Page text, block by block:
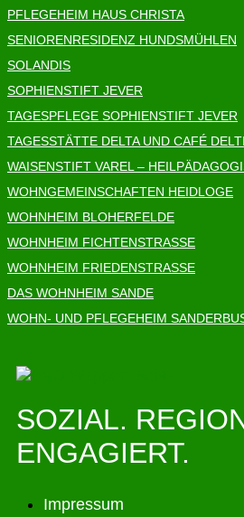
PFLEGEHEIM HAUS CHRISTA
SENIORENRESIDENZ HUNDSMÜHLEN
SOLANDIS
SOPHIENSTIFT JEVER
TAGESPFLEGE SOPHIENSTIFT JEVER
TAGESSTÄTTE DELTA UND CAFÉ
WAISENSTIFT VAREL –
WOHNGEMEINSCHAFTEN HEIDLOGE
WOHNHEIM BLOHERFELDE
WOHNHEIM FICHTENSTRASSE
WOHNHEIM FRIEDENSTRASSE
DAS WOHNHEIM SANDE
WOHN- UND PFLEGEHEIM
SOZIAL.
ENGAGIERT.
Impressum